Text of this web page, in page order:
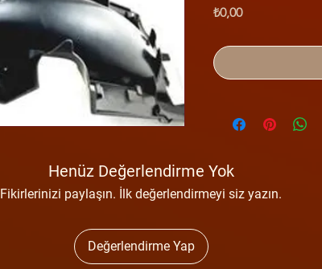
₺0,00Fiyat
Henüz Değerlendirme Yok
Fikirlerinizi paylaşın. İlk değerlendirmeyi siz yazın.
Değerlendirme Yap